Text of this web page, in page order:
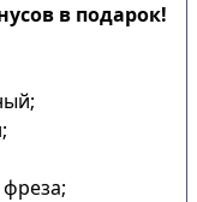
в подарок!